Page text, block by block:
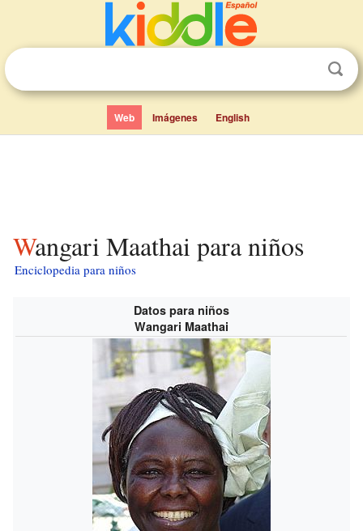
Web Imágenes English
Wangari Maathai para niños
Enciclopedia para niños
Datos para niños
Wangari Maathai